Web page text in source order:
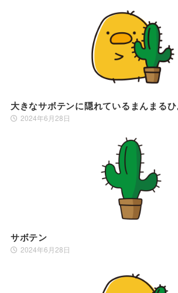
大きなサボテンに隠れているまんまるひ
2024年6月28日
サボテン
2024年6月28日